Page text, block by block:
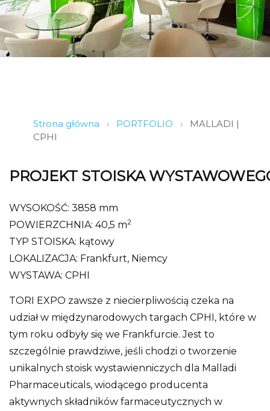
Strona główna › PORTFOLIO ›
MALLADI |
CPHI
PROJEKT STOISKA
WYSOKOŚĆ: 3858 mm
POWIERZCHNIA: 40,5 m2
TYP STOISKA: kątowy
LOKALIZACJA: Frankfurt, Niemcy
WYSTAWA: CPHI
TORI EXPO zawsze z niecierpliwością czeka na
udział w międzynarodowych targach CPHI, które w
tym roku odbyły się we Frankfurcie. Jest to
szczególnie prawdziwe, jeśli chodzi o tworzenie
unikalnych stoisk wystawienniczych dla Malladi
Pharmaceuticals, wiodącego producenta
aktywnych składników farmaceutycznych w